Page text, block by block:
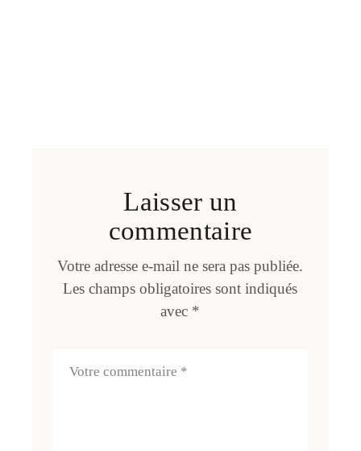
Laisser un
commentaire
Votre adresse e-mail ne sera pas publiée.
Les champs obligatoires sont indiqués
avec *